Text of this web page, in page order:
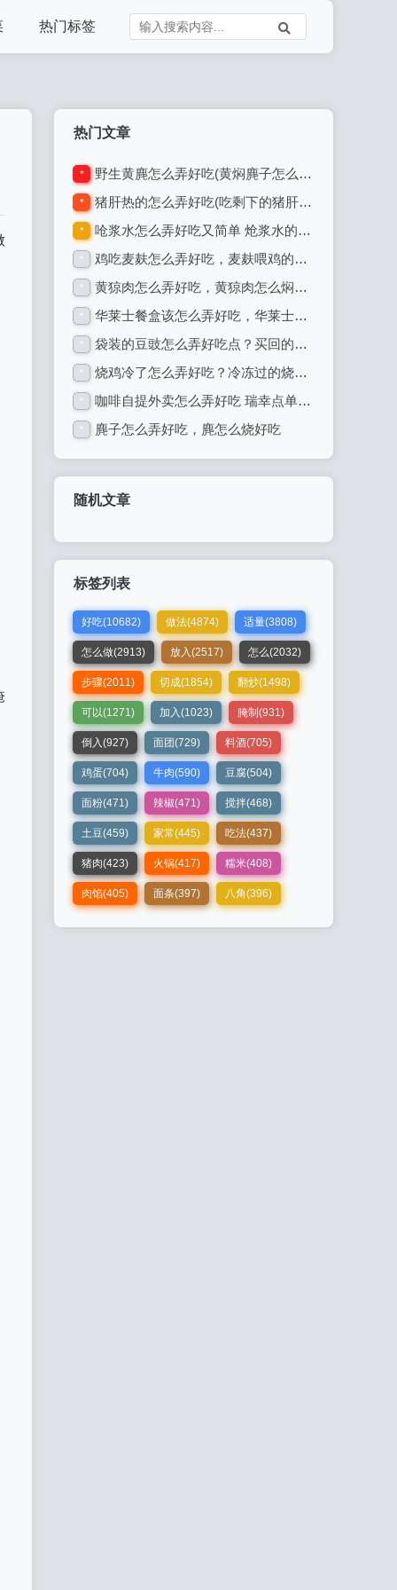
热门标签
热门文章
* 野生黄麂怎么弄好吃(黄焖麂子怎么烹制)
* 猪肝热的怎么弄好吃(吃剩下的猪肝怎么加热)
* 呛浆水怎么弄好吃又简单 炝浆水的正确方法
* 鸡吃麦麸怎么弄好吃，麦麸喂鸡的正确方法
* 黄猄肉怎么弄好吃，黄猄肉怎么焖好吃
* 华莱士餐盒该怎么弄好吃，华莱士的包装纸能不能进微波炉
* 袋装的豆豉怎么弄好吃点？买回的豆豉又苦又咸怎样处理
* 烧鸡冷了怎么弄好吃？冷冻过的烧鸡怎么加热才好吃
* 咖啡自提外卖怎么弄好吃 瑞幸点单后怎么取餐
* 麂子怎么弄好吃，麂怎么烧好吃
随机文章
标签列表
好吃(10682) 做法(4874) 适量(3808)
怎么做(2913) 放入(2517) 怎么(2032)
步骤(2011) 切成(1854) 翻炒(1498)
可以(1271) 加入(1023) 腌制(931)
倒入(927) 面团(729) 料酒(705)
鸡蛋(704) 牛肉(590) 豆腐(504)
面粉(471) 辣椒(471) 搅拌(468)
土豆(459) 家常(445) 吃法(437)
猪肉(423) 火锅(417) 糯米(408)
肉馅(405) 面条(397) 八角(396)